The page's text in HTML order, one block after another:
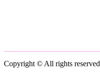
Copyright © All rights reserved